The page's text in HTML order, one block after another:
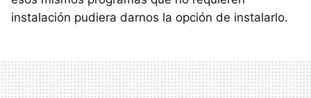
instalación pudiera darnos la opción de instalarlo.